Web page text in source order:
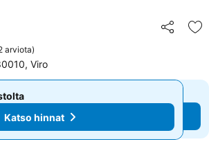
Jaa
arviota)
Viro
Katso hinnat
Katso hinnat